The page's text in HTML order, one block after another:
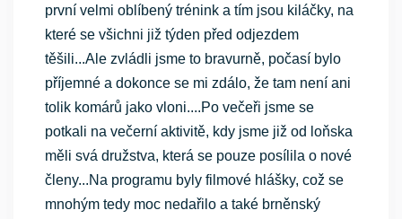
první velmi oblíbený trénink a tím jsou kiláčky, na
které se všichni již týden před odjezdem
těšili...Ale zvládli jsme to bravurně, počasí bylo
příjemné a dokonce se mi zdálo, že tam není ani
tolik komárů jako vloni....Po večeři jsme se
potkali na večerní aktivitě, kdy jsme již od loňska
měli svá družstva, která se pouze posílila o nové
členy...Na programu byly filmové hlášky, což se
mnohým tedy moc nedařilo a také brněnský